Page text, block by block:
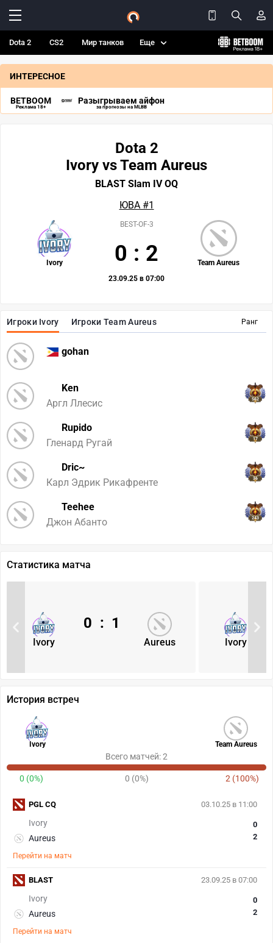
Dota 2 CS2 Мир танков Еще
ИНТЕРЕСНОЕ
BETBOOM
Реклама 18+
Разыгрываем айфон
за прогнозы на MLBB
Ранг
Игроки Ivory Игроки Team Aureus
gohan
Ken
Аргл Ллесис
562
Rupido
Гленард Ругай
17
Dric~
Карл Эдрик Рикафренте
36
Teehee
Джон Абанто
243
Dota 2
Ivory vs Team Aureus
BLAST Slam IV OQ
ЮВА #1
Ivory Team Aureus
BEST-OF-3
0 : 2
23.09.25 в 07:00
Статистика матча
Ivory Aureus
0 : 1
Ivory
История встреч
Ivory Team Aureus
Всего матчей: 2
0 (0%) 0 (0%) 2 (100%)
03.10.25 в 11:00
Ivory
Aureus
0
2
Перейти на матч
PGL CQ
23.09.25 в 07:00
Ivory
Aureus
0
2
Перейти на матч
BLAST